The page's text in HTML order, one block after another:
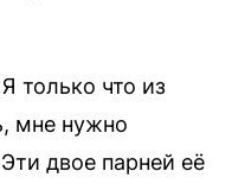
только что из
мне нужно
двое парней её